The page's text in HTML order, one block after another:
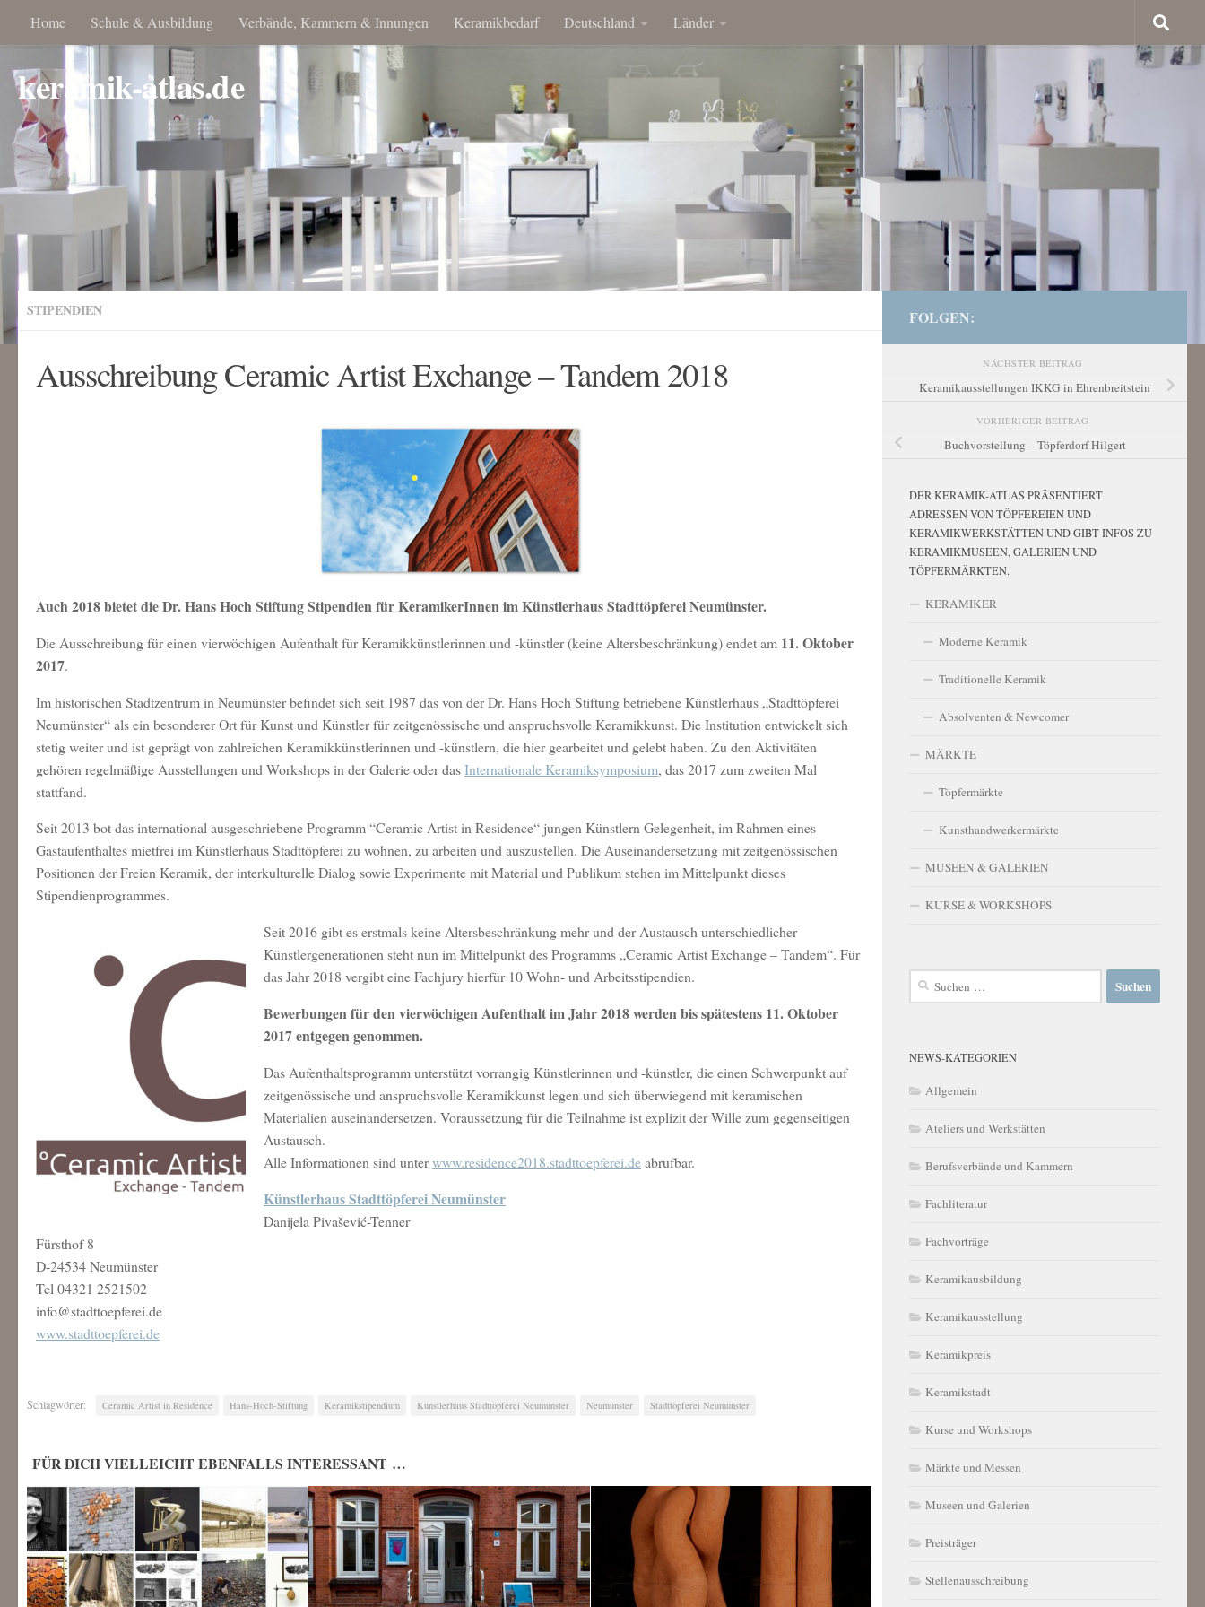
Home Schule & Ausbildung Verbände, Kammern & Innungen Keramikbedarf Deutschland Länder
keramik-atlas.de
STIPENDIEN
Ausschreibung Ceramic Artist Exchange – Tandem 2018
Auch 2018 bietet die Dr. Hans Hoch Stiftung Stipendien für KeramikerInnen im Künstlerhaus Stadttöpferei Neumünster.
Die Ausschreibung für einen vierwöchigen Aufenthalt für Keramikkünstlerinnen und -künstler (keine Altersbeschränkung) endet am 11. Oktober
2017.
Im historischen Stadtzentrum in Neumünster befindet sich seit 1987 das von der Dr. Hans Hoch Stiftung betriebene Künstlerhaus „Stadttöpferei
Neumünster“ als ein besonderer Ort für Kunst und Künstler für zeitgenössische und anspruchsvolle Keramikkunst. Die Institution entwickelt sich
stetig weiter und ist geprägt von zahlreichen Keramikkünstlerinnen und -künstlern, die hier gearbeitet und gelebt haben. Zu den Aktivitäten
gehören regelmäßige Ausstellungen und Workshops in der Galerie oder dasInternationale Keramiksymposium, das 2017 zum zweiten Mal
stattfand.
Seit 2013 bot das international ausgeschriebene Programm “Ceramic Artist in Residence“ jungen Künstlern Gelegenheit, im Rahmen eines
Gastaufenthaltes mietfrei im Künstlerhaus Stadttöpferei zu wohnen, zu arbeiten und auszustellen. Die Auseinandersetzung mit zeitgenössischen
Positionen der Freien Keramik, der interkulturelle Dialog sowie Experimente mit Material und Publikum stehen im Mittelpunkt dieses
Stipendienprogrammes.
Seit 2016 gibt es erstmals keine Altersbeschränkung mehr und der Austausch unterschiedlicher
Künstlergenerationen steht nun im Mittelpunkt des Programms „Ceramic Artist Exchange – Tandem“. Für
das Jahr 2018 vergibt eine Fachjury hierfür 10 Wohn- und Arbeitsstipendien.
Bewerbungen für den vierwöchigen Aufenthalt im Jahr 2018 werden bis spätestens 11. Oktober
2017 entgegen genommen.
Das Aufenthaltsprogramm unterstützt vorrangig Künstlerinnen und -künstler, die einen Schwerpunkt auf
zeitgenössische und anspruchsvolle Keramikkunst legen und sich überwiegend mit keramischen
Materialien auseinandersetzen. Voraussetzung für die Teilnahme ist explizit der Wille zum gegenseitigen
Austausch.
Alle Informationen sind unterwww.residence2018.stadttoepferei.deabrufbar.
Künstlerhaus Stadttöpferei Neumünster
Danijela Pivašević-Tenner
Fürsthof 8
D-24534 Neumünster
Tel 04321 2521502
info@stadttoepferei.de
www.stadttoepferei.de
Schlagwörter: Ceramic Artist in Residence Hans-Hoch-Stiftung Keramikstipendium Künstlerhaus Stadttöpferei Neumünster Neumünster Stadttöpferei Neumünster
FÜR DICH VIELLEICHT EBENFALLS INTERESSANT …
FOLGEN:
NÄCHSTER BEITRAG
Keramikausstellungen IKKG in Ehrenbreitstein
VORHERIGER BEITRAG
Buchvorstellung – Töpferdorf Hilgert
DER KERAMIK-ATLAS PRÄSENTIERT
ADRESSEN VON TÖPFEREIEN UND
KERAMIKWERKSTÄTTEN UND GIBT INFOS ZU
KERAMIKMUSEEN, GALERIEN UND
TÖPFERMÄRKTEN.
KERAMIKER
Moderne Keramik
Traditionelle Keramik
Absolventen & Newcomer
MÄRKTE
Töpfermärkte
Kunsthandwerkermärkte
MUSEEN & GALERIEN
KURSE & WORKSHOPS
Suchen
NEWS-KATEGORIEN
Allgemein
Ateliers und Werkstätten
Berufsverbände und Kammern
Fachliteratur
Fachvorträge
Keramikausbildung
Keramikausstellung
Keramikpreis
Keramikstadt
Kurse und Workshops
Märkte und Messen
Museen und Galerien
Preisträger
Stellenausschreibung